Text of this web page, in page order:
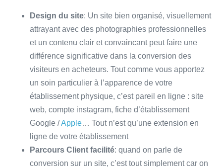
Design du site: Un site bien organisé, visuellement
attrayant avec des photographies professionnelles
et un contenu clair et convaincant peut faire une
différence significative dans la conversion des
visiteurs en acheteurs. Tout comme vous apportez
un soin particulier à l’apparence de votre
établissement physique, c’est pareil en ligne : site
web, compte instagram, fiche d’établissement
Google /Apple… Tout n’est qu’une extension en
ligne de votre établissement
Parcours Client facilité: quand on parle de
conversion sur un site, c’est tout simplement car on